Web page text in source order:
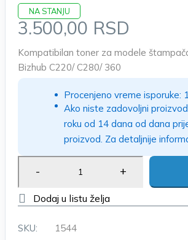
NA STANJU
3.500,00 RSD
Kompatibilan toner za modele
Bizhub C220/ C280/ 360
Procenjeno vreme isporuke:
Ako niste zadovoljni
roku od 14 dana od dana
proizvod. Za detaljnije
SKU:
1544